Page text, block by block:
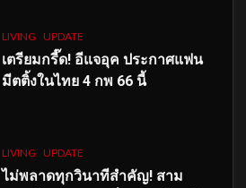
LIVING UPDATE
เตรียมกรี๊ด! อีแจอุค ประกาศแฟน
มีตติ้งในไทย 4 กพ 66 นี้
LIVING UPDATE
ไม่พลาดทุกวินาทีสำคัญ! สาม